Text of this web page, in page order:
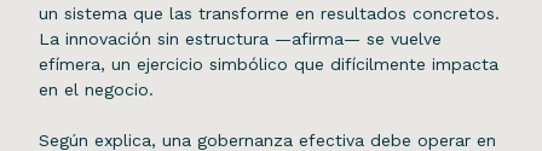
un sistema que las transforme en resultados concretos.
La innovación sin estructura —afirma— se vuelve
efímera, un ejercicio simbólico que difícilmente impacta
en el negocio.
Según explica, una gobernanza efectiva debe operar en